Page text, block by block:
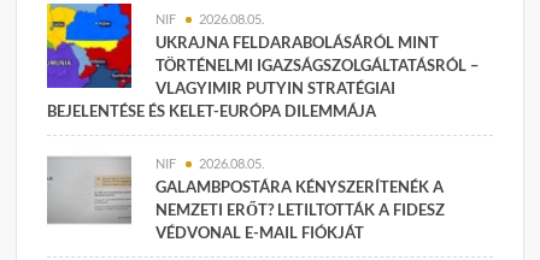
NIF 2026.08.05.
UKRAJNA FELDARABOLÁSÁRÓL MINT
TÖRTÉNELMI IGAZSÁGSZOLGÁLTATÁSRÓL –
VLAGYIMIR PUTYIN STRATÉGIAI
BEJELENTÉSE ÉS KELET-EURÓPA DILEMMÁJA
NIF 2026.08.05.
GALAMBPOSTÁRA KÉNYSZERÍTENÉK A
NEMZETI ERŐT? LETILTOTTÁK A FIDESZ
VÉDVONAL E-MAIL FIÓKJÁT